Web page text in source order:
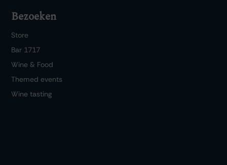
Bezoeken
Store
Bar 1717
Wine & Food
Themed events
Wine tasting